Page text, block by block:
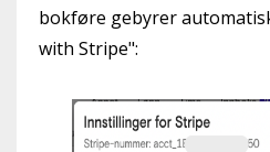
bokføre gebyrer
with Stripe":